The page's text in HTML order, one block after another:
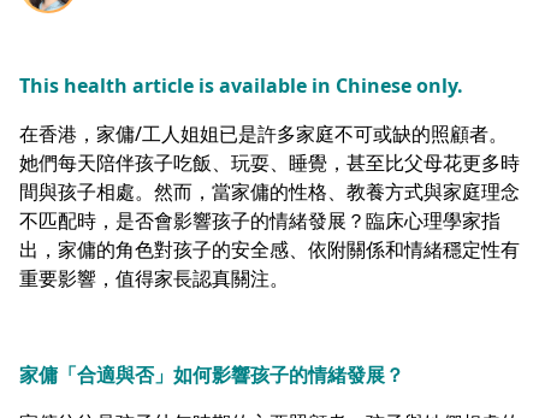
This health article is available in Chinese only.
在香港，家傭/工人姐姐已是許多家庭不可或缺的照顧者。
她們每天陪伴孩子吃飯、玩耍、睡覺，甚至比父母花更多時
間與孩子相處。然而，當家傭的性格、教養方式與家庭理念
不匹配時，是否會影響孩子的情緒發展？臨床心理學家指
出，家傭的角色對孩子的安全感、依附關係和情緒穩定性有
重要影響，值得家長認真關注。
家傭「合適與否」如何影響孩子的情緒發展？